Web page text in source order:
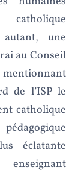
une
au Conseil
mentionnant
de l’ISP le
catholique
éclatante